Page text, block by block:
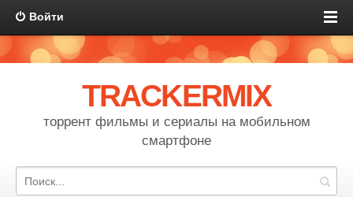
Войти
TRACKERMIX
торрент фильмы и сериалы на мобильном
смартфоне